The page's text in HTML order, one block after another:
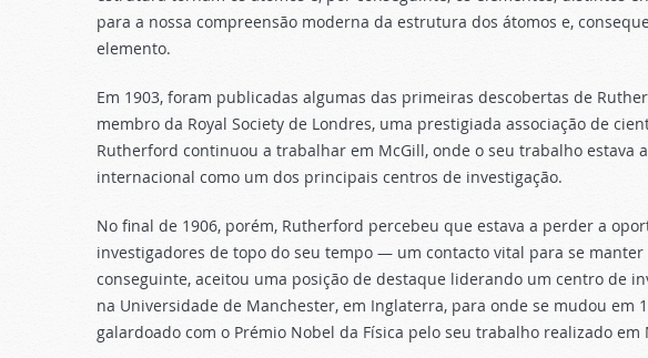
para a nossa compreensão moderna da estrutura dos átomos e,
elemento.
Em 1903, foram publicadas algumas das primeiras descobertas de
membro da Royal Society de Londres, uma prestigiada associação de
Rutherford continuou a trabalhar em McGill, onde o seu trabalho estava
internacional como um dos principais centros de investigação.
No final de 1906, porém, Rutherford percebeu que estava a perder a
investigadores de topo do seu tempo — um contacto vital para se
conseguinte, aceitou uma posição de destaque liderando um centro de
na Universidade de Manchester, em Inglaterra, para onde se mudou em
galardoado com o Prémio Nobel da Física pelo seu trabalho realizado em